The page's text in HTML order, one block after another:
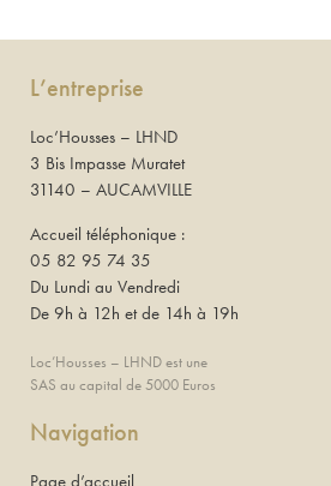
L’entreprise
Loc’Housses – LHND
3 Bis Impasse Muratet
31140 – AUCAMVILLE
Accueil téléphonique :
05 82 95 74 35
Du Lundi au Vendredi
De 9h à 12h et de 14h à 19h
Loc’Housses – LHND est une
SAS au capital de 5000 Euros
Navigation